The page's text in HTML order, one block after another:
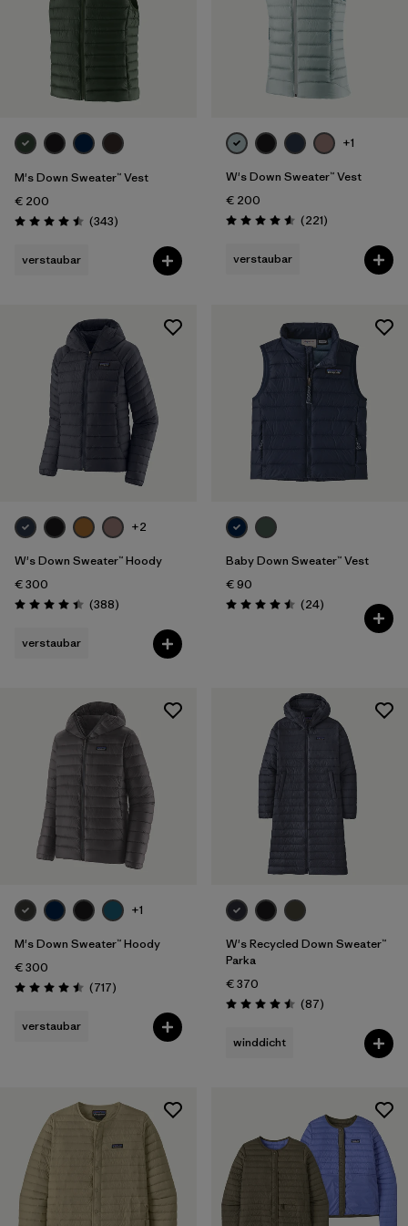
M's Down Sweater™ Vest
€ 200
Bewertung: 4.5 / 5
(343Rezensionen
)
verstaubar
+1
W's Down Sweater™ Vest
€ 200
Bewertung: 4.6 / 5
(221Rezensionen
)
verstaubar
+2
W's Down Sweater™ Hoody
€ 300
Bewertung: 4.4 / 5
(388Rezensionen
)
verstaubar
Baby Down Sweater™ Vest
€ 90
Bewertung: 4.5 / 5
(24Rezensionen
)
+1
M's Down Sweater™ Hoody
€ 300
Bewertung: 4.5 / 5
(717Rezensionen
)
verstaubar
W's Recycled Down Sweater™
Parka
€ 370
Bewertung: 4.5 / 5
(87Rezensionen
)
winddicht